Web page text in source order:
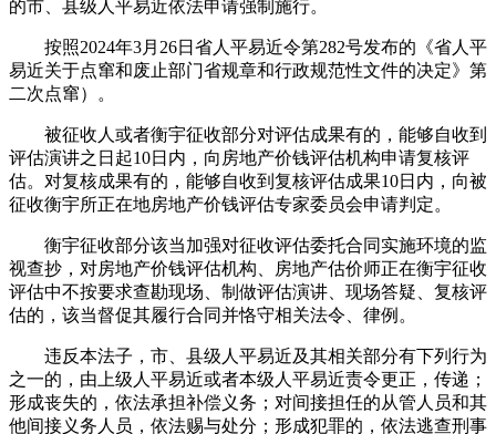
的市、县级人平易近依法申请强制施行。
按照2024年3月26日省人平易近令第282号发布的《省人平
易近关于点窜和废止部门省规章和行政规范性文件的决定》第
二次点窜）。
被征收人或者衡宇征收部分对评估成果有的，能够自收到
评估演讲之日起10日内，向房地产价钱评估机构申请复核评
估。对复核成果有的，能够自收到复核评估成果10日内，向被
征收衡宇所正在地房地产价钱评估专家委员会申请判定。
衡宇征收部分该当加强对征收评估委托合同实施环境的监
视查抄，对房地产价钱评估机构、房地产估价师正在衡宇征收
评估中不按要求查勘现场、制做评估演讲、现场答疑、复核评
估的，该当督促其履行合同并恪守相关法令、律例。
违反本法子，市、县级人平易近及其相关部分有下列行为
之一的，由上级人平易近或者本级人平易近责令更正，传递；
形成丧失的，依法承担补偿义务；对间接担任的从管人员和其
他间接义务人员，依法赐与处分；形成犯罪的，依法逃查刑事